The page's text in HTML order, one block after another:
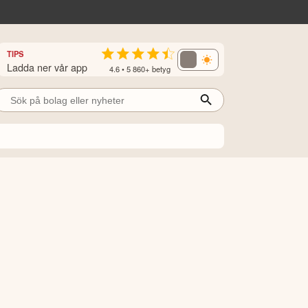
TIPS
Ladda ner vår app 4.6 • 5 860+ betyg